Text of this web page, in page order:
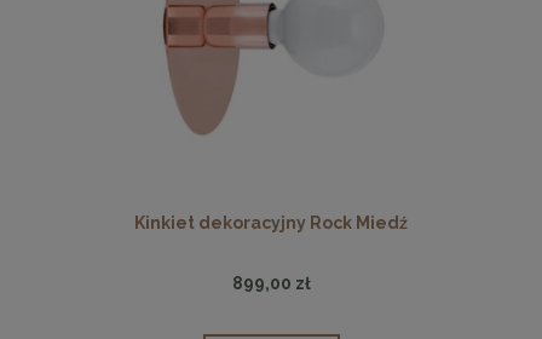
Kinkiet dekoracyjny Rock Miedź
899,00 zł